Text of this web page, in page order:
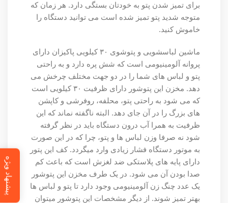
برای تمیز شدن پتو به خودتان بستگی دارد. هر زمان که
متوجه شدید پتو تمیز شده است می توانید دستگاه را
خاموش کنید.
ماشین لباسشویی و پتوشوی ۳۰ کیلویی پاکیزان دارای
پروانه آلومینیومی است که شش پره دارد و به راحتی
پتو و لباس های شما را در دو جهت مختلف چرخش می
دهد. مخزن این پتوشور دارای ظرفیت ۳۰ کیلویی است
که می شود به راحتی پتو، محلفه، روفرشی و کاپشن
های بزرگ را در آن جای دهد. البته ناگفته نماند که این
ظرفیت به همرا آب درون دستگاه باید در نظر گرفته
شود نه صرفا وزن لباس ها و پتو، چرا که در این صورت
به موتور دستگاه فشار زیادی وارد میگردد. کف این پتور
دارای پایه های پلاستکی ضد لغزش است که باعث کم
صدا بودن آن می شود. در یک طرف مخزن این پتوشور
یک عدد چنگ زن آلومینیومی وجود دارد تا پتو و لباس ها
بهتر تمیز شوند. از دیگر مشخصات این پتوشور میتوان
پیشنهاد ویژه